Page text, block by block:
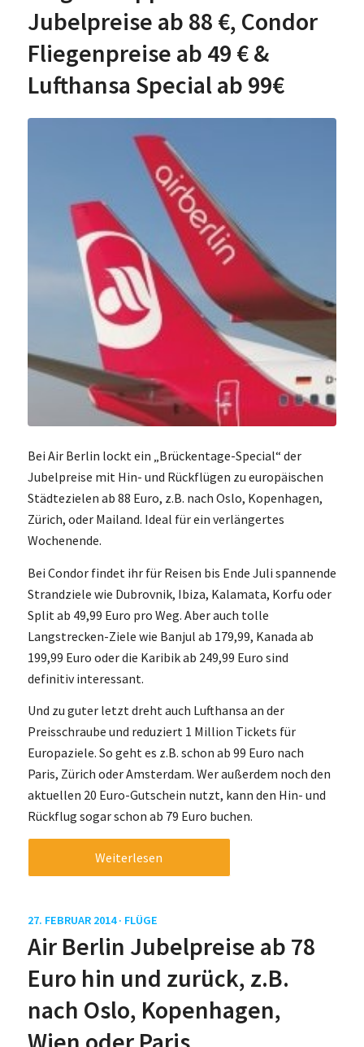
Jubelpreise ab 88 €, Condor
Fliegenpreise ab 49 € &
Lufthansa Special ab 99€
Bei Air Berlin lockt ein „Brückentage-Special“ der
Jubelpreise mit Hin- und Rückflügen zu europäischen
Städtezielen ab 88 Euro, z.B. nach Oslo, Kopenhagen,
Zürich, oder Mailand. Ideal für ein verlängertes
Wochenende.
Bei Condor findet ihr für Reisen bis Ende Juli spannende
Strandziele wie Dubrovnik, Ibiza, Kalamata, Korfu oder
Split ab 49,99 Euro pro Weg. Aber auch tolle
Langstrecken-Ziele wie Banjul ab 179,99, Kanada ab
199,99 Euro oder die Karibik ab 249,99 Euro sind
definitiv interessant.
Und zu guter letzt dreht auch Lufthansa an der
Preisschraube und reduziert 1 Million Tickets für
Europaziele. So geht es z.B. schon ab 99 Euro nach
Paris, Zürich oder Amsterdam. Wer außerdem noch den
aktuellen 20 Euro-Gutschein nutzt, kann den Hin- und
Rückflug sogar schon ab 79 Euro buchen.
Weiterlesen
27. FEBRUAR 2014 · FLÜGE
Air Berlin Jubelpreise ab 78
Euro hin und zurück, z.B.
nach Oslo, Kopenhagen,